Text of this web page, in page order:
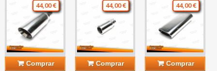
44,00 €
Comprar
44,00 €
Comprar
44,00 €
Comprar